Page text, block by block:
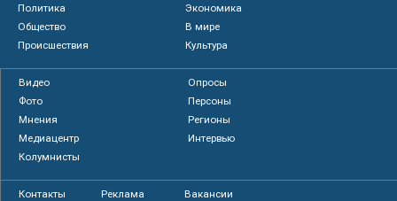
Политика
Экономика
Общество
В мире
Происшествия
Культура
Видео
Опросы
Фото
Персоны
Мнения
Регионы
Медиацентр
Интервью
Колумнисты
Контакты Реклама Вакансии